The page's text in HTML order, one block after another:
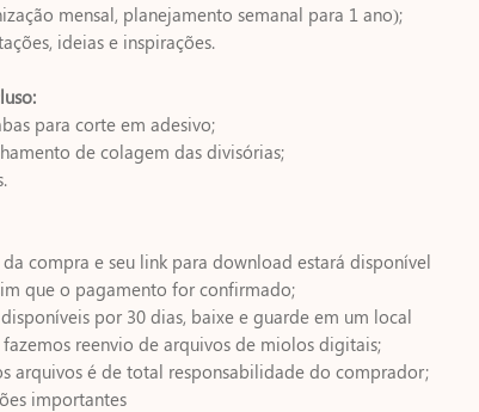
mensal, planejamento semanal para 1 ano);
ideias e inspirações.
para corte em adesivo;
de colagem das divisórias;
da compra e seu link para download estará disponível
que o pagamento for confirmado;
por 30 dias, baixe e guarde em um local
reenvio de arquivos de miolos digitais;
arquivos é de total responsabilidade do comprador;
importantes